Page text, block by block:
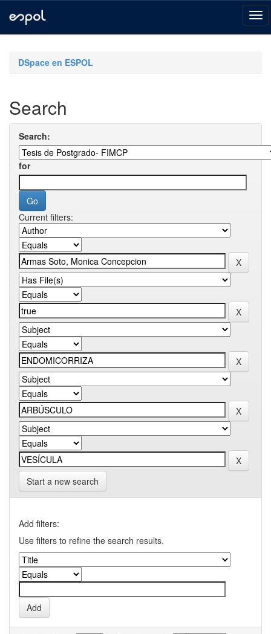
navigationDSpace en ESPOL
Search
Search:
for
Current filters:
Start a new search
Add filters:
Use filters to refine the search results.